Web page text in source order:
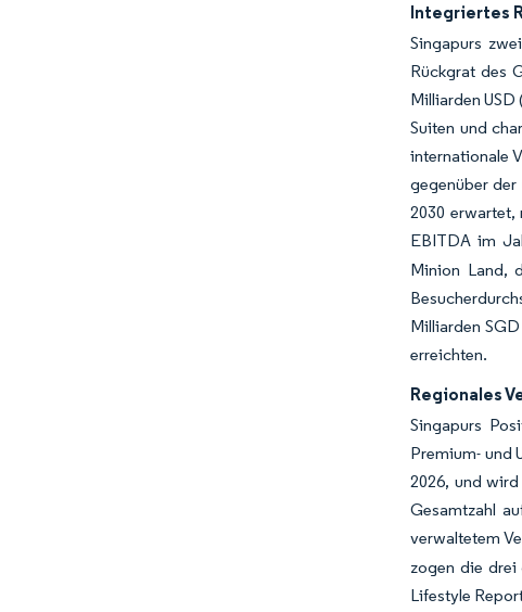
Integriertes
Singapurs
Rückgrat des
Milliarden
Suiten und
internationale
gegenüber
2030 erwartet,
EBITDA im
Minion Land,
Milliarden
erreichten.
Regionales
Singapurs
Premium- und
2026, und
Gesamtzahl
verwaltetem
zogen die drei
Lifestyle